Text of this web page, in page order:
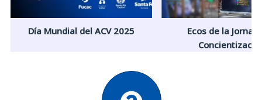
Día Mundial del ACV 2025
Ecos de la